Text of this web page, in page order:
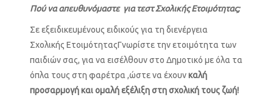
Πού να απευθυνόμαστε για τεστ Σχολικής Ετοιμότητας;
Σε εξειδικευμένους ειδικούς για τη διενέργεια
Σχολικής ΕτοιμότηταςΓνωρίστε την ετοιμότητα των
παιδιών σας, για να εισέλθουν στο Δημοτικό με όλα τα
όπλα τους στη φαρέτρα ,ώστε να έχουνκαλή
προσαρμογή και ομαλή εξέλιξη στη σχολική τους ζωή!